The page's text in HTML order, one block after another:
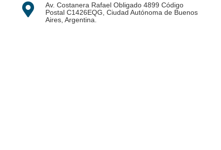

Av. Costanera Rafael Obligado 4899 Código
Postal C1426EQG, Ciudad Autónoma de Buenos
Aires, Argentina.